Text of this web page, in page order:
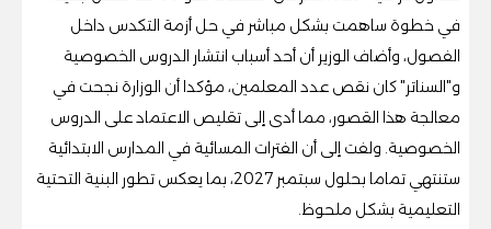
في خطوة ساهمت بشكل مباشر في حل أزمة التكدس داخل
الفصول، وأضاف الوزير أن أحد أسباب انتشار الدروس الخصوصية
و"السناتر" كان نقص عدد المعلمين، مؤكدا أن الوزارة نجحت في
معالجة هذا القصور، مما أدى إلى تقليص الاعتماد على الدروس
الخصوصية. ولفت إلى أن الفترات المسائية في المدارس الابتدائية
ستنتهي تماما بحلول سبتمبر 2027، بما يعكس تطور البنية التحتية
التعليمية بشكل ملحوظ.